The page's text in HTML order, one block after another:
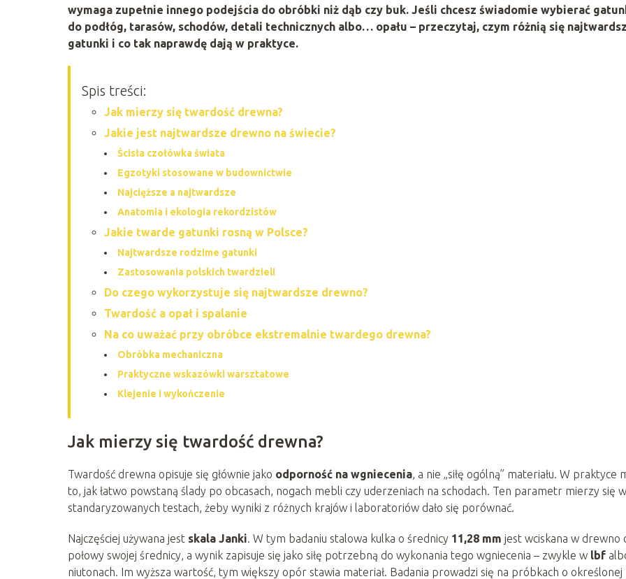
wymaga zupełnie innego podejścia do obróbki niż dąb czy buk. Jeśli chcesz świadomie wybierać
do podłóg, tarasów, schodów, detali technicznych albo… opału – przeczytaj, czym różnią się
gatunki i co tak naprawdę dają w praktyce.
Spis treści:
Jak mierzy się twardość drewna?
Jakie jest najtwardsze drewno na świecie?
Ścisła czołówka świata
Egzotyki stosowane w budownictwie
Najcięższe a najtwardsze
Anatomia i ekologia rekordzistów
Jakie twarde gatunki rosną w Polsce?
Najtwardsze rodzime gatunki
Zastosowania polskich twardzieli
Do czego wykorzystuje się najtwardsze drewno?
Twardość a opał i spalanie
Na co uważać przy obróbce ekstremalnie twardego drewna?
Obróbka mechaniczna
Praktyczne wskazówki warsztatowe
Klejenie i wykończenie
Jak mierzy się twardość drewna?
Twardość drewna opisuje się głównie jako odporność na wgniecenia, a nie „siłę ogólną” materiału. W praktyce
to, jak łatwo powstaną ślady po obcasach, nogach mebli czy uderzeniach na schodach. Ten parametr mierzy się w
standaryzowanych testach, żeby wyniki z różnych krajów i laboratoriów dało się porównać.
Najczęściej używana jest skala Janki. W tym badaniu stalowa kulka o średnicy 11,28 mm jest wciskana w drewno
połowy swojej średnicy, a wynik zapisuje się jako siłę potrzebną do wykonania tego wgniecenia – zwykle w lbf
niutonach. Im wyższa wartość, tym większy opór stawia materiał. Badania prowadzi się na próbkach o określonej